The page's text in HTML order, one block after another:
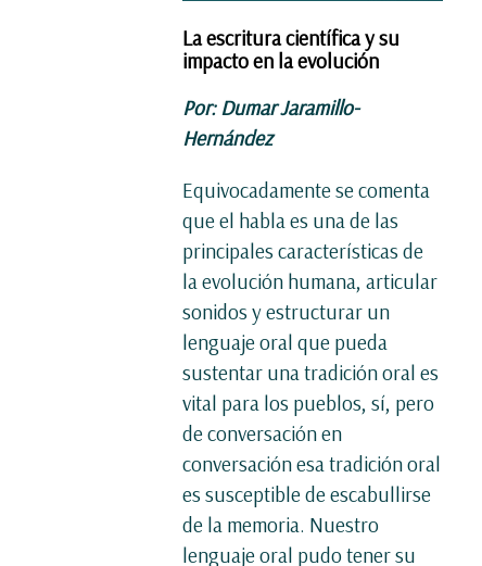
La escritura científica y su
impacto en la evolución
Por: Dumar Jaramillo-
Hernández
Equivocadamente se comenta
que el habla es una de las
principales características de
la evolución humana, articular
sonidos y estructurar un
lenguaje oral que pueda
sustentar una tradición oral es
vital para los pueblos, sí, pero
de conversación en
conversación esa tradición oral
es susceptible de escabullirse
de la memoria. Nuestro
lenguaje oral pudo tener su